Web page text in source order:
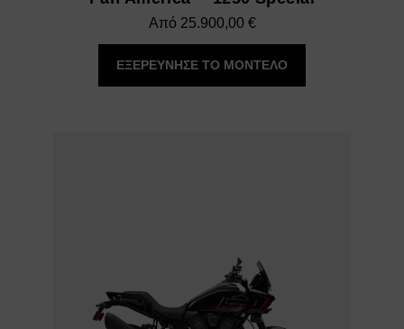
Από 25.900,00 €
ΕΞΕΡΕΥΝΗΣΕ ΤΟ ΜΟΝΤΕΛΟ